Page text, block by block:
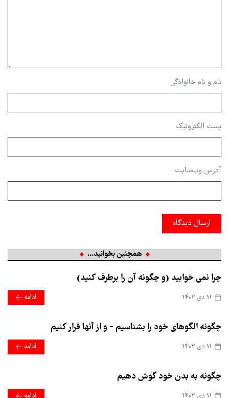
نام و نام خانوادگی
پست الکترونیک
آدرس وب‌سایت
ارسال دیدگاه
همچنین بخوانید...
چرا نمی خوابید (و چگونه آن را برطرف کنید)
ادامه
چگونه الگوهای خود را بشناسیم - و از آنها فرار کنیم
ادامه
چگونه به بدن خود گوش دهیم
ادامه